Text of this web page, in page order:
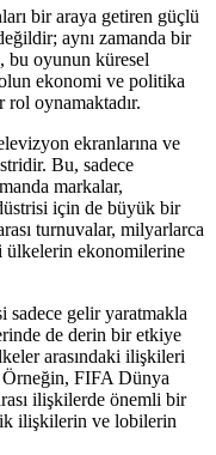
bir araya getiren güçlü
aynı zamanda bir
oyunun küresel
ekonomi ve politika
oynamaktadır.
ekranlarına ve
Bu, sadece
markalar,
için de büyük bir
turnuvalar, milyarlarca
ülkelerin ekonomilerine
gelir yaratmakla
de derin bir etkiye
arasındaki ilişkileri
FIFA Dünya
ilişkilerde önemli bir
ilişkilerin ve lobilerin